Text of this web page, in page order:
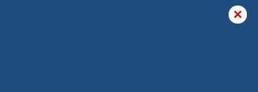
✕